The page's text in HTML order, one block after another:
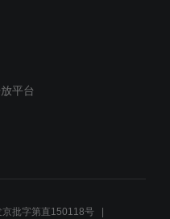
平台
批字第直150118号